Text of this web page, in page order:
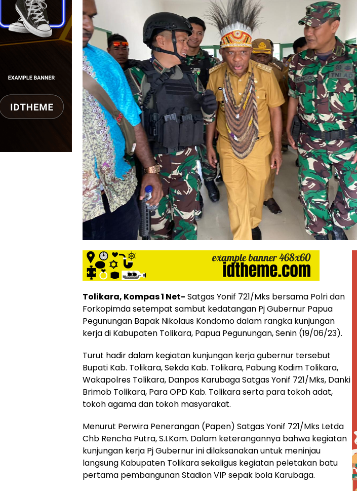
Tolikara, Kompas 1 Net- Satgas Yonif 721/Mks bersama Polri dan
Forkopimda setempat sambut kedatangan Pj Gubernur Papua
Pegunungan Bapak Nikolaus Kondomo dalam rangka kunjungan
kerja di Kabupaten Tolikara, Papua Pegunungan, Senin (19/06/23).
Turut hadir dalam kegiatan kunjungan kerja gubernur tersebut
Bupati Kab. Tolikara, Sekda Kab. Tolikara, Pabung Kodim Tolikara,
Wakapolres Tolikara, Danpos Karubaga Satgas Yonif 721/Mks, Danki
Brimob Tolikara, Para OPD Kab. Tolikara serta para tokoh adat,
tokoh agama dan tokoh masyarakat.
Menurut Perwira Penerangan (Papen) Satgas Yonif 721/Mks Letda
Chb Rencha Putra, S.I.Kom. Dalam keterangannya bahwa kegiatan
kunjungan kerja Pj Gubernur ini dilaksanakan untuk meninjau
langsung Kabupaten Tolikara sekaligus kegiatan peletakan batu
pertama pembangunan Stadion VIP sepak bola Karubaga.